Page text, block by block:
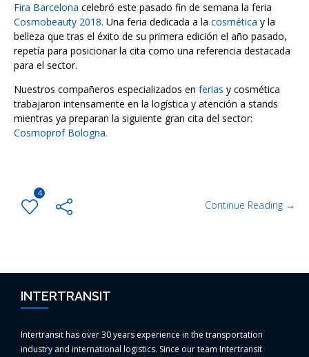
Fira Barcelona celebró este pasado fin de semana la feria
Cosmobeauty 2018. Una feria dedicada a la cosmética y la
belleza que tras el éxito de su primera edición el año pasado,
repetía para posicionar la cita como una referencia destacada
para el sector.
Nuestros compañeros especializados en ferias y cosmética
trabajaron intensamente en la logística y atención a stands
mientras ya preparan la siguiente gran cita del sector:
Cosmoprof Bologna.
4
Continue Reading →
INTERTRANSIT
Intertransit has over 30 years experience in the transportation
industry and international logistics. Since our team Intertransit